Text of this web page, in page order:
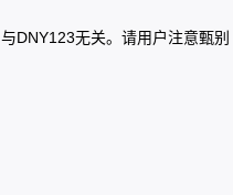
DNY123无关。请用户注意甄别